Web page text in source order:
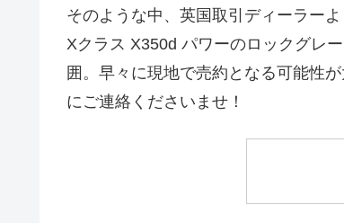
そのような中、英国取引ディーラー
Xクラス X350d パワーのロックグレ
囲。早々に現地で売約となる可能性
にご連絡くださいませ！